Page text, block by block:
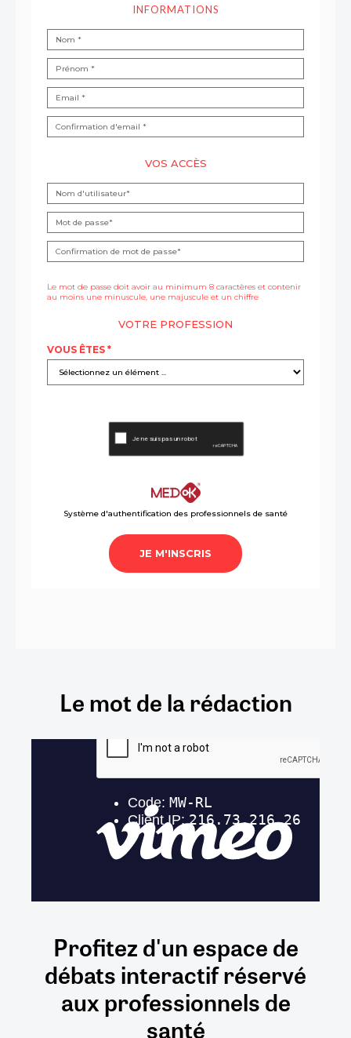
Le mot de la rédaction
Profitez d'un espace de
débatsinteractifréservé
auxprofessionnels de
santé